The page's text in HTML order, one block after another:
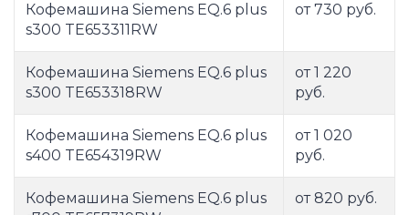
Кофемашина Siemens EQ.6 plus
s300 TE653311RW
от 730 руб.
Кофемашина Siemens EQ.6 plus
s300 TE653318RW
от 1 220
руб.
Кофемашина Siemens EQ.6 plus
s400 TE654319RW
от 1 020
руб.
Кофемашина Siemens EQ.6 plus
от 820 руб.